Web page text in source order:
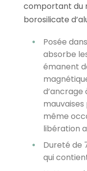
comportant du
borosilicate
Posée
absorbe
émanent
d’ancrage
même
libération
Dureté de
qui